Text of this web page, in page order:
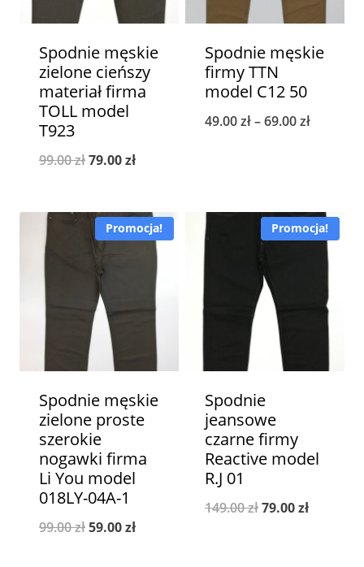
Spodnie męskie
zielone cieńszy
materiał firma
TOLL model
T923
99.00złPierwotna
wynosiła:
99.00 zł.
79.00złAktualna
wynosi:
79.00 zł.
Spodnie męskie
firmy TTN
model C12 50
49.00zł–69.00złZakres
do
69.00 zł
Promocja!
Spodnie męskie
zielone proste
szerokie
nogawki firma
Li You model
018LY-04A-1
99.00złPierwotna
59.00złAktualna
Promocja!
Spodnie
jeansowe
czarne firmy
Reactive model
R.J 01
149.00złPierwotna
79.00złAktualna